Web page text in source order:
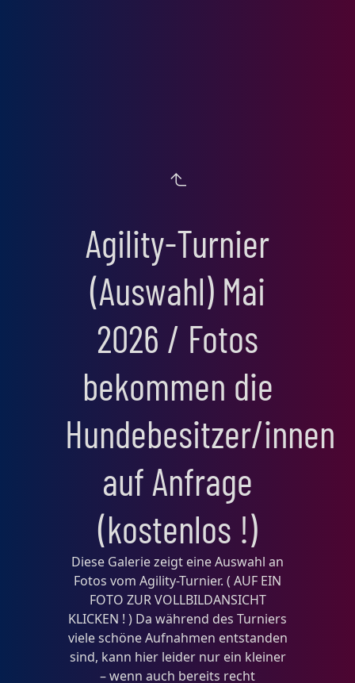
Agility-Turnier
(Auswahl) Mai
2026 / Fotos
bekommen die
Hundebesitzer/innen
auf Anfrage
(kostenlos !)
Diese Galerie zeigt eine Auswahl an
Fotos vom Agility-Turnier. ( AUF EIN
FOTO ZUR VOLLBILDANSICHT
KLICKEN ! ) Da während des Turniers
viele schöne Aufnahmen entstanden
sind, kann hier leider nur ein kleiner
– wenn auch bereits recht